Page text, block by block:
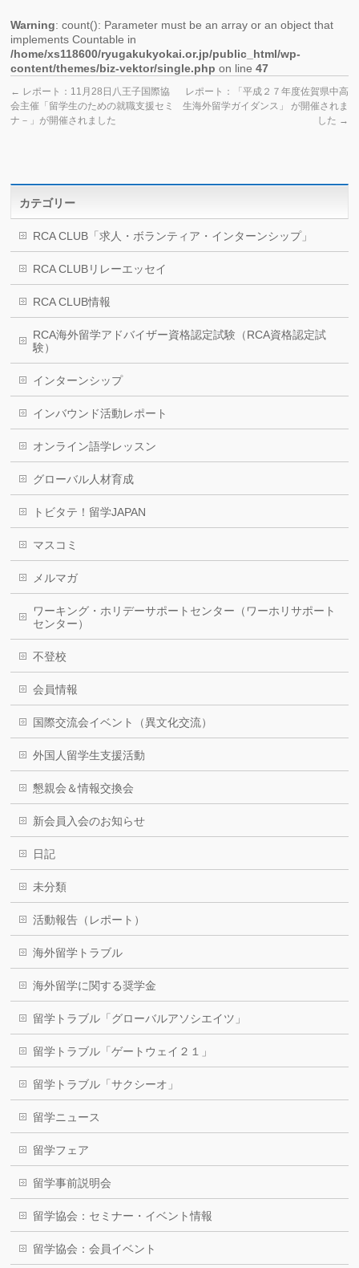
Warning: count(): Parameter must be an array or an object that
implements Countable in
/home/xs118600/ryugakukyokai.or.jp/public_html/wp-
content/themes/biz-vektor/single.php on line47
← レポート：11月28日八王子国際協
会主催「留学生のための就職支援セミ
ナ－」が開催されました
レポート：「平成２７年度佐賀県中高
生海外留学ガイダンス」 が開催されま
した →
カテゴリー
RCA CLUB「求人・ボランティア・インターンシップ」
RCA CLUBリレーエッセイ
RCA CLUB情報
RCA海外留学アドバイザー資格認定試験（RCA資格認定試
験）
インターンシップ
インバウンド活動レポート
オンライン語学レッスン
グローバル人材育成
トビタテ！留学JAPAN
マスコミ
メルマガ
ワーキング・ホリデーサポートセンター（ワーホリサポート
センター）
不登校
会員情報
国際交流会イベント（異文化交流）
外国人留学生支援活動
懇親会＆情報交換会
新会員入会のお知らせ
日記
未分類
活動報告（レポート）
海外留学トラブル
海外留学に関する奨学金
留学トラブル「グローバルアソシエイツ」
留学トラブル「ゲートウェイ２１」
留学トラブル「サクシーオ」
留学ニュース
留学フェア
留学事前説明会
留学協会：セミナー・イベント情報
留学協会：会員イベント